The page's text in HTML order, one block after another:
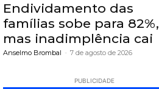
Endividamento das
famílias sobe para 82%,
mas inadimplência cai
Anselmo Brombal - 7 de agosto de 2026
PUBLICIDADE